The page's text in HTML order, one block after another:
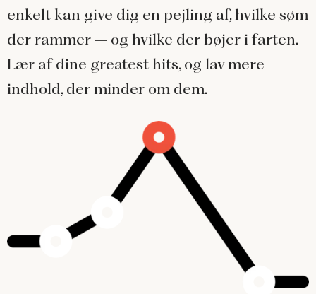
enkelt kan give dig en pejling af, hvilke søm
der rammer – og hvilke der bøjer i farten.
Lær af dine greatest hits, og lav mere
indhold, der minder om dem.